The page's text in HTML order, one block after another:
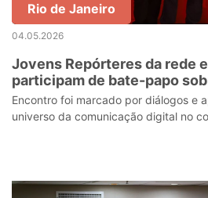
Rio de Janeiro
04.05.2026
Jovens Repórteres da rede
participam de bate-papo
tecnológico no Instituto
Encontro foi marcado por diálogos e
universo da comunicação digital no